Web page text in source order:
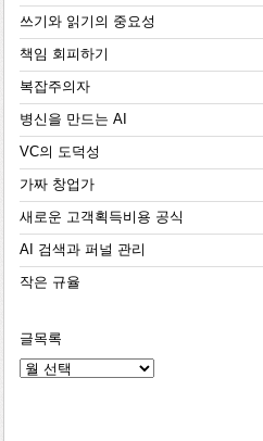
쓰기와 읽기의 중요성
책임 회피하기
복잡주의자
병신을 만드는 AI
VC의 도덕성
가짜 창업가
새로운 고객획득비용 공식
AI 검색과 퍼널 관리
작은 규율
글목록
글